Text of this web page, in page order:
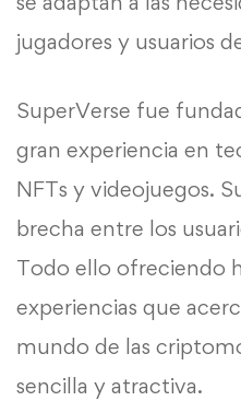
jugadores y usuarios
SuperVerse fue
gran experiencia en
NFTs y videojuegos.
brecha entre los
Todo ello ofreciendo
experiencias que
mundo de las
sencilla y atractiva.